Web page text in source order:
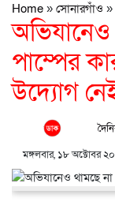
Home » সোনারগাঁও »
অভিযানেও
পাম্পের
উদ্যোগ
মঙ্গলবার, ১৮ অক্টোবর